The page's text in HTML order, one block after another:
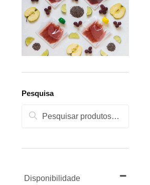
Pesquisa
Pesquisa
Disponibilidade